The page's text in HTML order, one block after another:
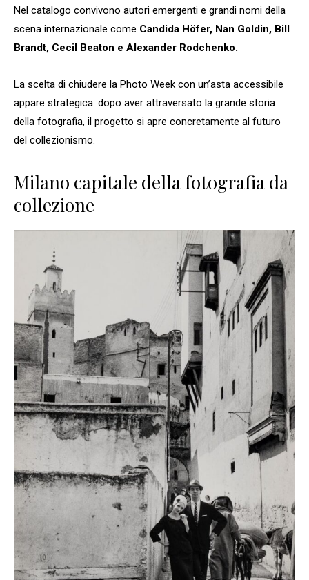
Nel catalogo convivono autori emergenti e grandi nomi della
scena internazionale come Candida Höfer, Nan Goldin, Bill
Brandt, Cecil Beaton e Alexander Rodchenko.
La scelta di chiudere la Photo Week con un’asta accessibile
appare strategica: dopo aver attraversato la grande storia
della fotografia, il progetto si apre concretamente al futuro
del collezionismo.
Milano capitale della fotografia da
collezione